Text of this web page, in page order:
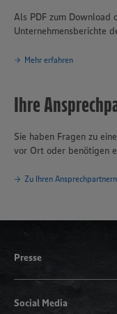
Als PDF zum Download
Unternehmensberichte
Mehr erfahren
Ihre
Sie haben Fragen zu
vor Ort oder benötigen
Zu Ihren Ansprechpartnern
Presse
Social Media